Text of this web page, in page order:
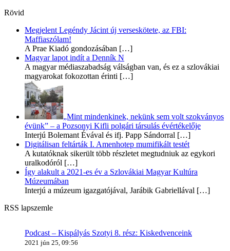
Rövid
Megjelent Legéndy Jácint új verseskötete, az FBI:
Maffiaszólam!
A Prae Kiadó gondozásában […]
Magyar lapot indít a Denník N
A magyar médiaszabadság válságban van, és ez a szlovákiai
magyarokat fokozottan érinti […]
„Mint mindenkinek, nekünk sem volt szokványos
évünk” – a Pozsonyi Kifli polgári társulás évértékelője
Interjú Bolemant Évával és ifj. Papp Sándorral […]
Digitálisan feltárták I. Amenhotep mumifikált testét
A kutatóknak sikerült több részletet megtudniuk az egykori
uralkodóról […]
Így alakult a 2021-es év a Szlovákiai Magyar Kultúra
Múzeumában
Interjú a múzeum igazgatójával, Jarábik Gabriellával […]
RSS lapszemle
Podcast – Kispályás Szotyi 8. rész: Kiskedvenceink
2021 jún 25, 09:56